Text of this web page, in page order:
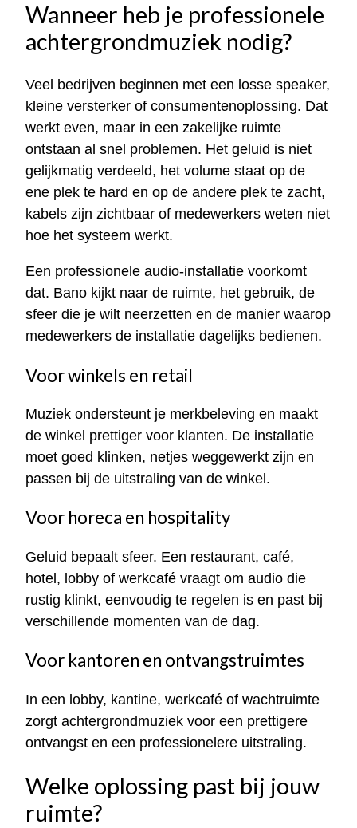
Wanneer heb je professionele
achtergrondmuziek nodig?
Veel bedrijven beginnen met een losse speaker,
kleine versterker of consumentenoplossing. Dat
werkt even, maar in een zakelijke ruimte
ontstaan al snel problemen. Het geluid is niet
gelijkmatig verdeeld, het volume staat op de
ene plek te hard en op de andere plek te zacht,
kabels zijn zichtbaar of medewerkers weten niet
hoe het systeem werkt.
Een professionele audio-installatie voorkomt
dat. Bano kijkt naar de ruimte, het gebruik, de
sfeer die je wilt neerzetten en de manier waarop
medewerkers de installatie dagelijks bedienen.
Voor winkels en retail
Muziek ondersteunt je merkbeleving en maakt
de winkel prettiger voor klanten. De installatie
moet goed klinken, netjes weggewerkt zijn en
passen bij de uitstraling van de winkel.
Voor horeca en hospitality
Geluid bepaalt sfeer. Een restaurant, café,
hotel, lobby of werkcafé vraagt om audio die
rustig klinkt, eenvoudig te regelen is en past bij
verschillende momenten van de dag.
Voor kantoren en ontvangstruimtes
In een lobby, kantine, werkcafé of wachtruimte
zorgt achtergrondmuziek voor een prettigere
ontvangst en een professionelere uitstraling.
Welke oplossing past bij jouw
ruimte?